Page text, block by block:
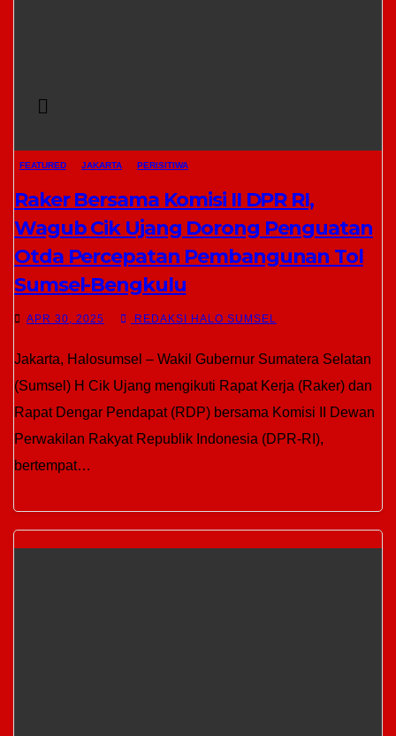
FEATURED JAKARTA PERISITIWA
Raker Bersama Komisi II DPR RI,
Wagub Cik Ujang Dorong Penguatan
Otda Percepatan Pembangunan Tol
Sumsel-Bengkulu
APR 30, 2025 REDAKSI HALO SUMSEL
Jakarta, Halosumsel – Wakil Gubernur Sumatera Selatan
(Sumsel) H Cik Ujang mengikuti Rapat Kerja (Raker) dan
Rapat Dengar Pendapat (RDP) bersama Komisi II Dewan
Perwakilan Rakyat Republik Indonesia (DPR-RI),
bertempat…